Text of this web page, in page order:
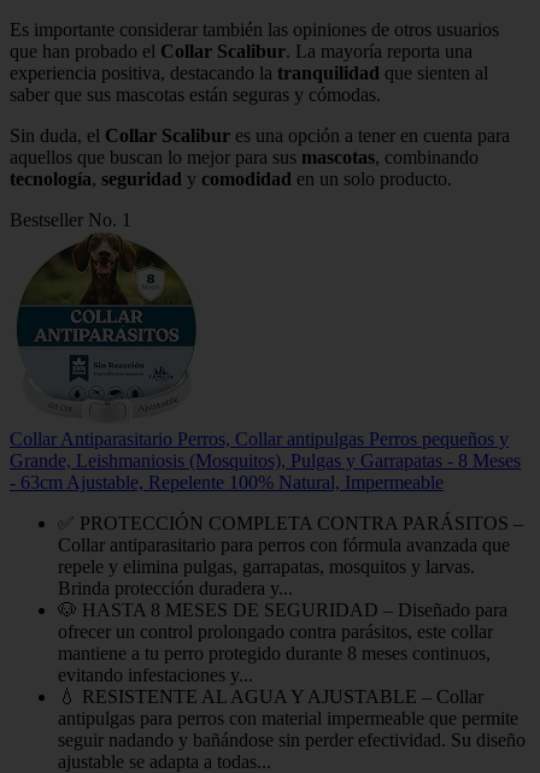
Es importante considerar también las opiniones de otros usuarios
que han probado el Collar Scalibur. La mayoría reporta una
experiencia positiva, destacando la tranquilidad que sienten al
saber que sus mascotas están seguras y cómodas.
Sin duda, el Collar Scalibur es una opción a tener en cuenta para
aquellos que buscan lo mejor para sus mascotas, combinando
tecnología, seguridad y comodidad en un solo producto.
Bestseller No. 1
Collar Antiparasitario Perros, Collar antipulgas Perros pequeños y
Grande, Leishmaniosis (Mosquitos), Pulgas y Garrapatas - 8 Meses
- 63cm Ajustable, Repelente 100% Natural, Impermeable
✅ PROTECCIÓN COMPLETA CONTRA PARÁSITOS –
Collar antiparasitario para perros con fórmula avanzada que
repele y elimina pulgas, garrapatas, mosquitos y larvas.
Brinda protección duradera y...
🐶 HASTA 8 MESES DE SEGURIDAD – Diseñado para
ofrecer un control prolongado contra parásitos, este collar
mantiene a tu perro protegido durante 8 meses continuos,
evitando infestaciones y...
💧 RESISTENTE AL AGUA Y AJUSTABLE – Collar
antipulgas para perros con material impermeable que permite
seguir nadando y bañándose sin perder efectividad. Su diseño
ajustable se adapta a todas...